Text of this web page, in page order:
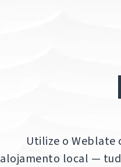
Utilize o Weblate
alojamento local —